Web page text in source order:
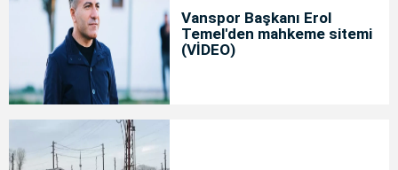
Vanspor Başkanı Erol
Temel'den mahkeme sitemi
(VİDEO)